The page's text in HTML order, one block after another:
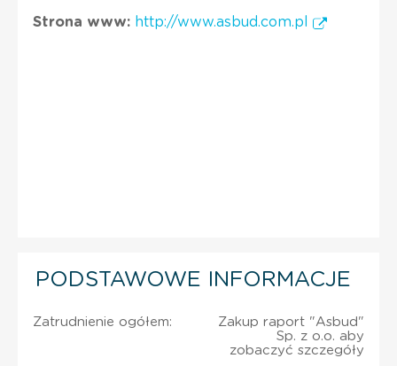
Strona www: http://www.asbud.com.pl
PODSTAWOWE INFORMACJE
Zatrudnienie ogółem:
Zakup raport "Asbud"
Sp. z o.o. aby
zobaczyć szczegóły